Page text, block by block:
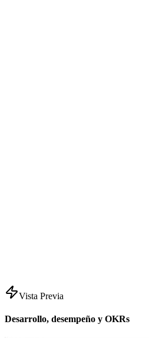
Vista Previa
Desarrollo, desempeño y OKRs